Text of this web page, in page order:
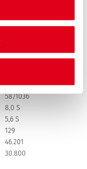
1569/1542
730/1800
205/60 R 16
58/1036
8,0 S
5,6 S
129
46.201
30.800